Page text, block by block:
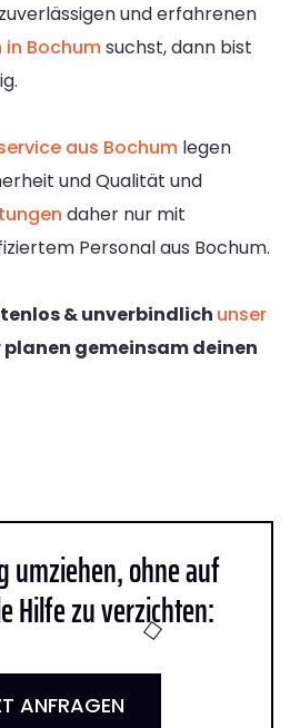
und erfahrenen
in Bochumsuchst, dann bist
aus Bochum legen
und Qualität und
daher nur mit
Personal aus Bochum.
& unverbindlich unser
planen gemeinsam deinen
umziehen, ohne auf
Hilfe zu verzichten:
ANFRAGEN